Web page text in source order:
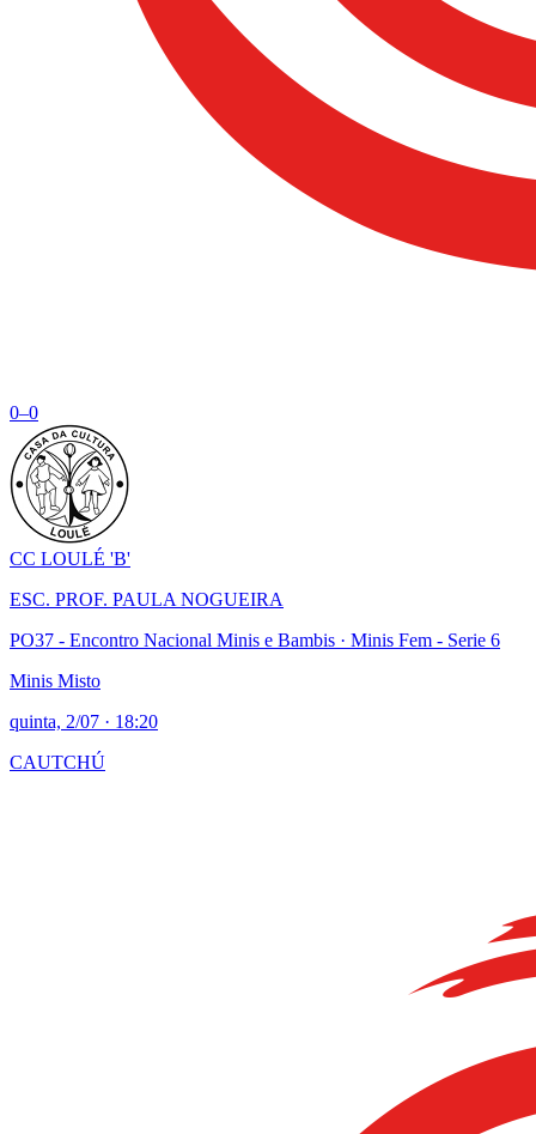
0–0
CC LOULÉ 'B'
ESC. PROF. PAULA NOGUEIRA
PO37 - Encontro Nacional Minis e Bambis · Minis Fem - Serie 6
Minis Misto
quinta, 2/07 · 18:20
CAUTCHÚ